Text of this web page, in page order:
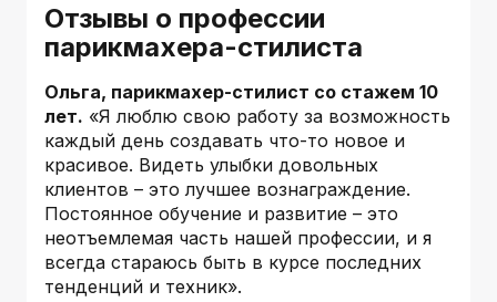
Отзывы о профессии
парикмахера-стилиста
Ольга, парикмахер-стилист со стажем 10
лет. «Я люблю свою работу за возможность
каждый день создавать что-то новое и
красивое. Видеть улыбки довольных
клиентов – это лучшее вознаграждение.
Постоянное обучение и развитие – это
неотъемлемая часть нашей профессии, и я
всегда стараюсь быть в курсе последних
тенденций и техник».